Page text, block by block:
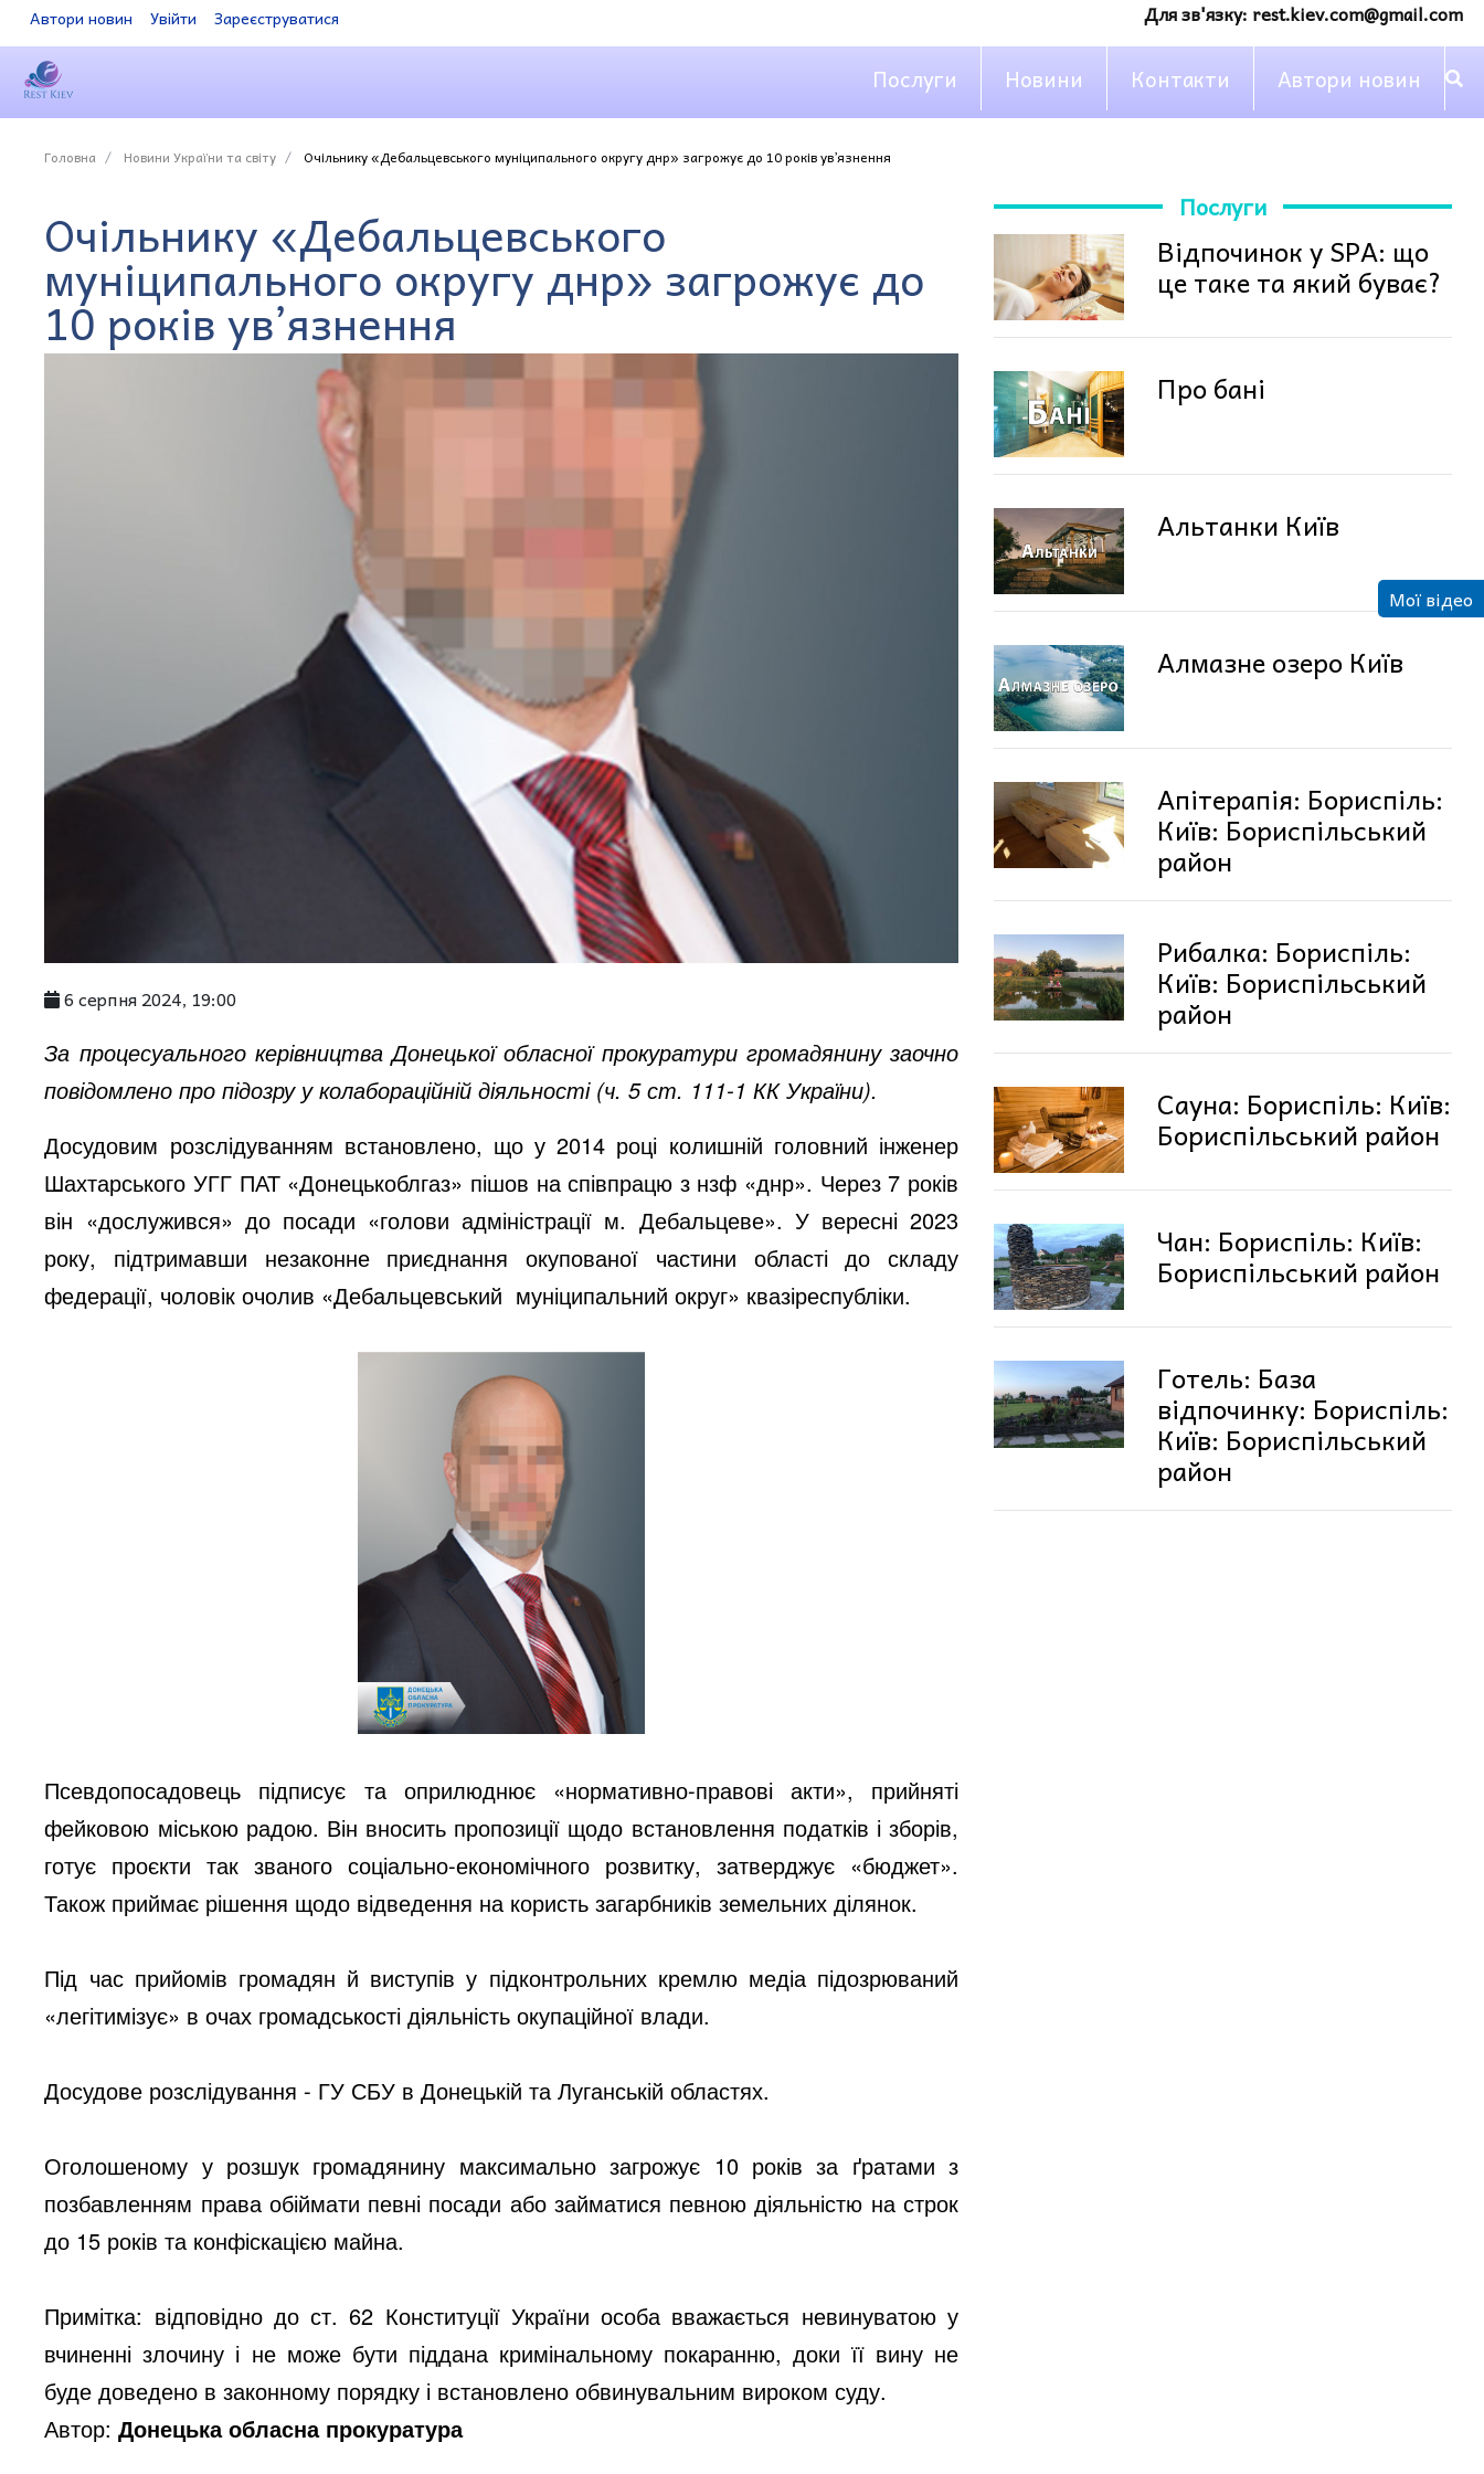
Автори новин Увійти Зареєструватися Для зв'язку: rest.kiev.com@gmail.com
Послуги Новини Контакти Автори новин
Головна Новини України та світу Очільнику «Дебальцевського муніципального округу днр» загрожує до 10 років ув’язнення
Очільнику «Дебальцевського
муніципального округу днр» загрожує до
10 років ув’язнення
6 серпня 2024, 19:00
За процесуального керівництва Донецької обласної прокуратури громадянину заочно
повідомлено про підозру у колабораційній діяльності (ч. 5 ст. 111-1 КК України).
Досудовим розслідуванням встановлено, що у 2014 році колишній головний інженер
Шахтарського УГГ ПАТ «Донецькоблгаз» пішов на співпрацю з нзф «днр». Через 7 років
він «дослужився» до посади «голови адміністрації м. Дебальцеве». У вересні 2023
року, підтримавши незаконне приєднання окупованої частини області до складу
федерації, чоловік очолив «Дебальцевський муніципальний округ» квазіреспубліки.
Псевдопосадовець підписує та оприлюднює «нормативно-правові акти», прийняті
фейковою міською радою. Він вносить пропозиції щодо встановлення податків і зборів,
готує проєкти так званого соціально-економічного розвитку, затверджує «бюджет».
Також приймає рішення щодо відведення на користь загарбників земельних ділянок.
Під час прийомів громадян й виступів у підконтрольних кремлю медіа підозрюваний
«легітимізує» в очах громадськості діяльність окупаційної влади.
Досудове розслідування - ГУ СБУ в Донецькій та Луганській областях.
Оголошеному у розшук громадянину максимально загрожує 10 років за ґратами з
позбавленням права обіймати певні посади або займатися певною діяльністю на строк
до 15 років та конфіскацією майна.
Примітка: відповідно до ст. 62 Конституції України особа вважається невинуватою у
вчиненні злочину і не може бути піддана кримінальному покаранню, доки її вину не
буде доведено в законному порядку і встановлено обвинувальним вироком суду.
Автор:Донецька обласна прокуратура
Послуги
Відпочинок у SPA: що
це таке та який буває?
Про бані
Альтанки Київ
Алмазне озеро Київ
Апітерапія: Бориспіль:
Київ: Бориспільський
район
Рибалка: Бориспіль:
Київ: Бориспільський
район
Сауна: Бориспіль: Київ:
Бориспільський район
Чан: Бориспіль: Київ:
Бориспільський район
Готель: База
відпочинку: Бориспіль:
Київ: Бориспільський
район
Мої відео